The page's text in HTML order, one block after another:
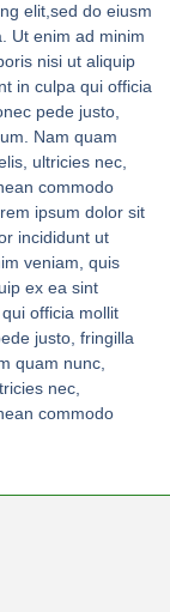
elit,sed do eiusm
Ut enim ad minim
nisi ut aliquip
in culpa qui officia
pede justo,
Nam quam
ultricies nec,
commodo
ipsum dolor sit
incididunt ut
veniam, quis
ex ea sint
officia mollit
justo, fringilla
quam nunc,
nec,
commodo